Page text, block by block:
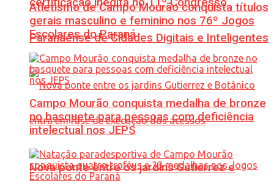
Paranaense de Cidades Digitais e Inteligentes
Nova ponte entre os jardins Gutierrez e
Atletismo de Campo Mourão conquista títulos
gerais masculino e feminino nos 76º Jogos
Escolares do Paraná
Campo Mourão conquista medalha de bronze
no basquete para pessoas com deficiência
intelectual nos JEPS